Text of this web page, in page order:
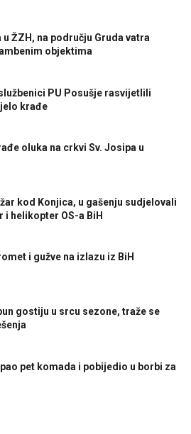
u ŽZH, na području Gruda vatra
objektima
PU Posušje rasvijetlili
krađe
oluka na crkvi Sv. Josipa u
kod Konjica, u gašenju sudjelovali
i helikopter OS-a BiH
i gužve na izlazu iz BiH
gostiju u srcu sezone, traže se
pet komada i pobijedio u borbi za